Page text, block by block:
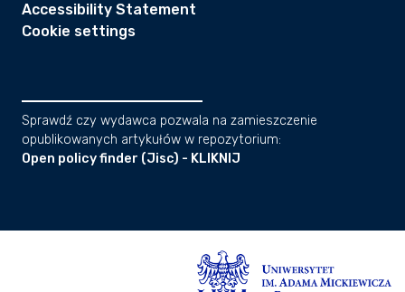
Accessibility Statement
Cookie settings
Sprawdź czy wydawca pozwala na zamieszczenie
opublikowanych artykułów w repozytorium:
Open policy finder (Jisc) - KLIKNIJ